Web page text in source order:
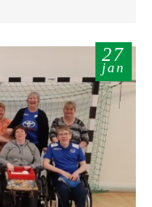
27
jan